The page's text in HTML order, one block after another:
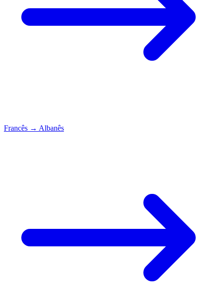
Francês → Albanês